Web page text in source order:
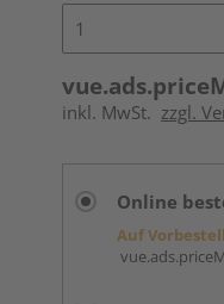
inkl. MwSt. zzgl.
Online
Auf